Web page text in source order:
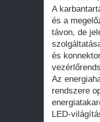
A
és a
távon, de
és
Az
rendszere
LED-